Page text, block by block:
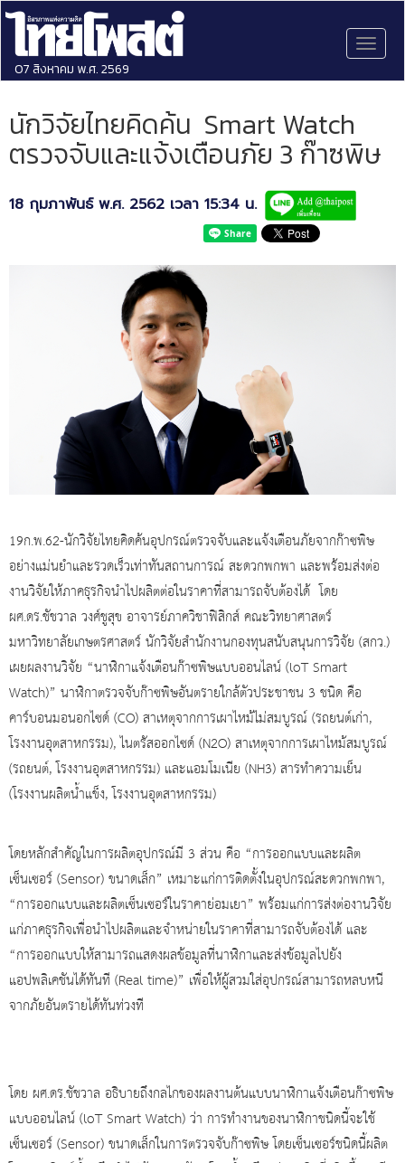
07 สิงหาคม พ.ศ. 2569
นักวิจัยไทยคิดค้น Smart Watch
ตรวจจับและแจ้งเตือนภัย 3 ก๊าซพิษ
18 กุมภาพันธ์ พ.ศ. 2562 เวลา 15:34 น.
19ก.พ.62-นักวิจัยไทยคิดค้นอุปกรณ์ตรวจจับและแจ้งเตือนภัยจากก๊าซพิษ
อย่างแม่นยำและรวดเร็วเท่าทันสถานการณ์ สะดวกพกพา และพร้อมส่งต่อ
งานวิจัยให้ภาคธุรกิจนำไปผลิตต่อในราคาที่สามารถจับต้องได้ โดย
ผศ.ดร.ชัชวาล วงศ์ชูสุข อาจารย์ภาควิชาฟิสิกส์ คณะวิทยาศาสตร์
มหาวิทยาลัยเกษตรศาสตร์ นักวิจัยสำนักงานกองทุนสนับสนุนการวิจัย (สกว.)
เผยผลงานวิจัย “นาฬิกาแจ้งเตือนก๊าซพิษแบบออนไลน์ (loT Smart
Watch)” นาฬิกาตรวจจับก๊าซพิษอันตรายใกล้ตัวประชาชน 3 ชนิด คือ
คาร์บอนมอนอกไซด์ (CO) สาเหตุจากการเผาไหม้ไม่สมบูรณ์ (รถยนต์เก่า,
โรงงานอุตสาหกรรม), ไนตรัสออกไซด์ (N2O) สาเหตุจากการเผาไหม้สมบูรณ์
(รถยนต์, โรงงานอุตสาหกรรม) และแอมโมเนีย (NH3) สารทำความเย็น
(โรงงานผลิตน้ำแข็ง, โรงงานอุตสาหกรรม)
โดยหลักสำคัญในการผลิตอุปกรณ์มี 3 ส่วน คือ “การออกแบบและผลิต
เซ็นเซอร์ (Sensor) ขนาดเล็ก” เหมาะแก่การติดตั้งในอุปกรณ์สะดวกพกพา,
“การออกแบบและผลิตเซ็นเซอร์ในราคาย่อมเยา” พร้อมแก่การส่งต่องานวิจัย
แก่ภาคธุรกิจเพื่อนำไปผลิตและจำหน่ายในราคาที่สามารถจับต้องได้ และ
“การออกแบบให้สามารถแสดงผลข้อมูลที่นาฬิกาและส่งข้อมูลไปยัง
แอปพลิเคชันได้ทันที (Real time)” เพื่อให้ผู้สวมใส่อุปกรณ์สามารถหลบหนี
จากภัยอันตรายได้ทันท่วงที
โดย ผศ.ดร.ชัชวาล อธิบายถึงกลไกของผลงานต้นแบบนาฬิกาแจ้งเตือนก๊าซพิษ
แบบออนไลน์ (loT Smart Watch) ว่า การทำงานของนาฬิกาชนิดนี้จะใช้
เซ็นเซอร์ (Sensor) ขนาดเล็กในการตรวจจับก๊าซพิษ โดยเซ็นเซอร์ชนิดนี้ผลิต